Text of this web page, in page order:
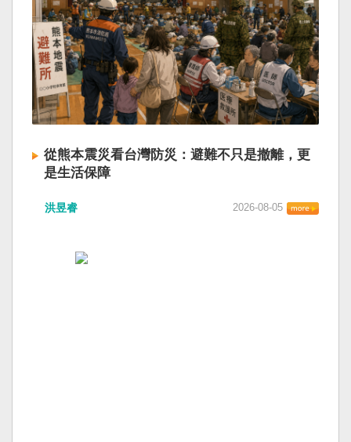
從熊本震災看台灣防災：避難不只是撤離，更
是生活保障
洪昱睿 2026-08-05